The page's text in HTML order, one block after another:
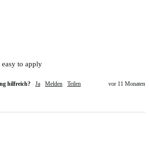
easy to apply
hilfreich? Ja Melden Teilen vor 11 Monaten